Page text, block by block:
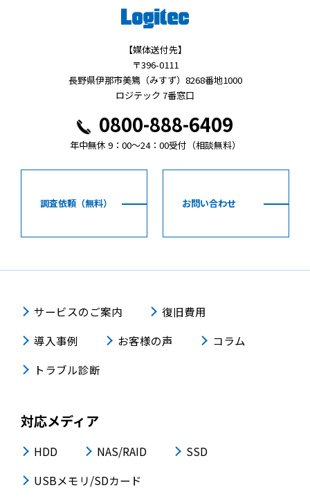
【媒体送付先】
〒396-0111
長野県伊那市美篶（みすず）8268番地1000
ロジテック 7番窓口
0800-888-6409
年中無休 9：00～24：00受付（相談無料）
調査依頼（無料） お問い合わせ
サービスのご案内
復旧費用
導入事例
お客様の声
コラム
トラブル診断
対応メディア
HDD NAS/RAID
SSD
USBメモリ/SDカード